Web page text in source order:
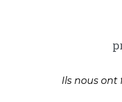
Ils nous ont